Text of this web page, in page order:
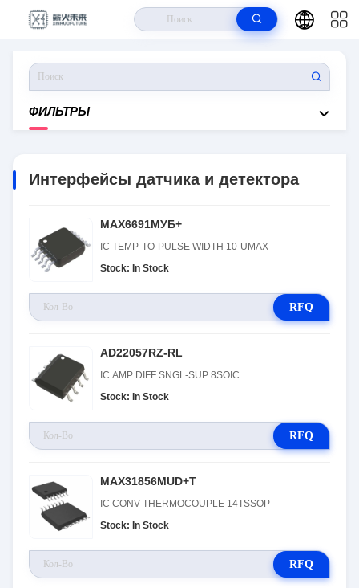
ФИЛЬТРЫ
Интерфейсы датчика и детектора
MAX6691МУБ+
IC TEMP-TO-PULSE WIDTH 10-UMAX
Stock: In Stock
RFQ
AD22057RZ-RL
IC AMP DIFF SNGL-SUP 8SOIC
Stock: In Stock
RFQ
MAX31856MUD+T
IC CONV THERMOCOUPLE 14TSSOP
Stock: In Stock
RFQ